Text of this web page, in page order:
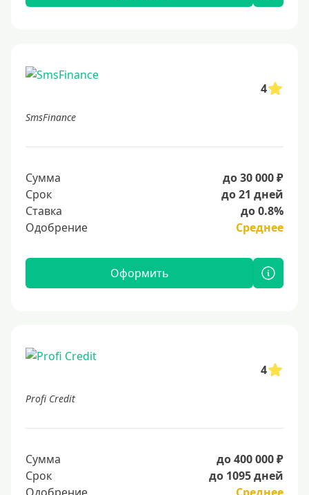
4
SmsFinance
Сумма
до 30 000 ₽
Срок
до 21 дней
Ставка
до 0.8%
Одобрение
Среднее
Оформить
4
Profi Credit
Сумма
до 400 000 ₽
Срок
до 1095 дней